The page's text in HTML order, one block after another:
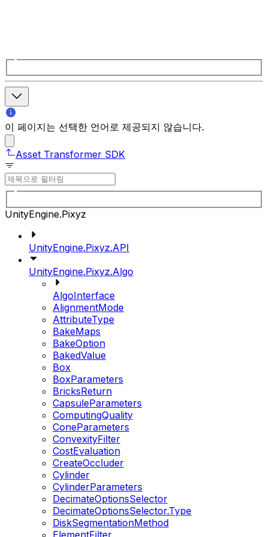
이 페이지는 선택한 언어로 제공되지 않습니다.
Asset Transformer SDK
UnityEngine.Pixyz
UnityEngine.Pixyz.API
UnityEngine.Pixyz.Algo
AlgoInterface
AlignmentMode
AttributeType
BakeMaps
BakeOption
BakedValue
Box
BoxParameters
BricksReturn
CapsuleParameters
ComputingQuality
ConeParameters
ConvexityFilter
CostEvaluation
CreateOccluder
Cylinder
CylinderParameters
DecimateOptionsSelector
DecimateOptionsSelector.Type
DiskSegmentationMethod
ElementFilter